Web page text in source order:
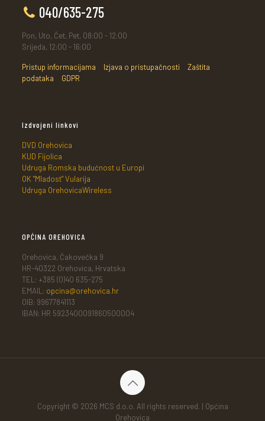
040/635-275
Pon, Uto, Čet, Pet, 08:00 - 12:00
Srijeda, 12:00 - 16:00
Pristup informacijama Izjava o pristupačnosti
Zaštita
podataka
GDPR
Izdvojeni linkovi
DVD Orehovica
KUD Fijolica
Udruga Romska budućnost u Europi
OK "Mladost" Vularija
Udruga OrehovicaWireless
OPĆINA OREHOVICA
Orehovica, Čakovečka 9
HR-40322 Orehovica, Hrvatska
TEL: +385 (0)40 635-275
EMAIL: opcina@orehovica.hr
OIB: 99677841113
IBAN: HR 5923400091860500004
Copyright © 2026 MCS d.o.o. All rights reserved. | Općina
Orehovica